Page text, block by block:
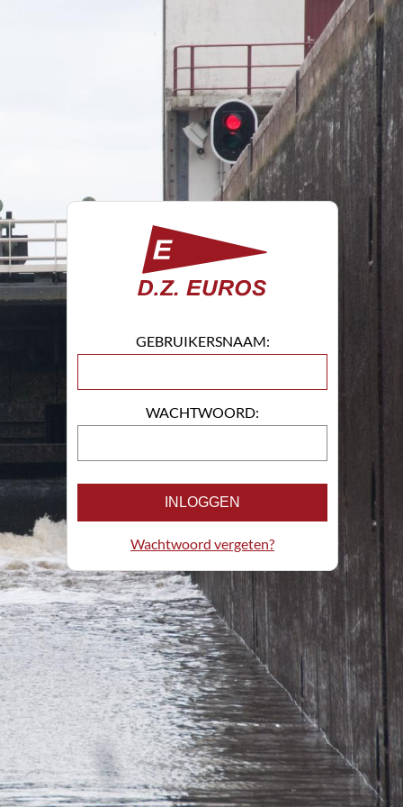
GEBRUIKERSNAAM:
WACHTWOORD:
INLOGGEN
Wachtwoord vergeten?